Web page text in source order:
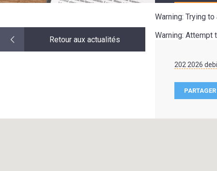
Retour aux actualités
Warning: Trying
Warning: Attempt
202 2026